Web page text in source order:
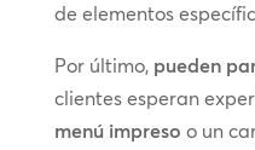
de elementos
Por último, pueden
clientes esperan
menú impreso o un